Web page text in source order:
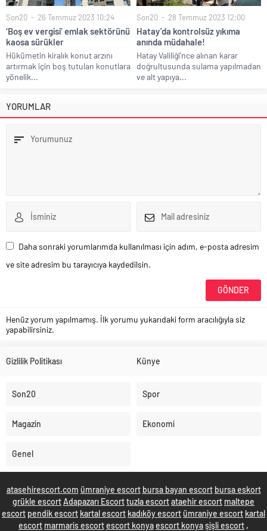
Son20 26 Temmuz 2023 10:24
‘Boş ev vergisi’ emlak sektörünü
kaosa sürükler
Hükümetin kiralık konut arzını
artırmak için boş tutulan konutlara
yönelik...
Son20 28 Temmuz 2023 12:00
Hatay’da kontrolsüz yıkıma
anında müdahale!
Hatay Valiliği'nce alınan karar
doğrultusunda sulama yapılmadan
ve alt yapıya...
YORUMLAR
Daha sonraki yorumlarımda kullanılması için adım, e-posta adresim
ve site adresim bu tarayıcıya kaydedilsin.
Henüz yorum yapılmamış. İlk yorumu yukarıdaki form aracılığıyla siz
yapabilirsiniz.
Gizlilik Politikası Künye
Son20 Spor
Magazin Ekonomi
Genel
atasehirescort.com ümraniye escort bursa bayan escort bursa eskort
grükle escortAdapazarı Escorttuzla escortataehir escort maltepe
escort pendik escort kartal escort kadıköy escortümraniye escort kartal
escort marmaris escortescort konyaescort konyaşişli escort ,